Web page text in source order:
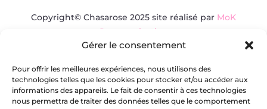
Gérer le consentement
Pour offrir les meilleures expériences, nous utilisons des
technologies telles que les cookies pour stocker et/ou accéder aux
informations des appareils. Le fait de consentir à ces technologies
nous permettra de traiter des données telles que le comportement
Copyright© Chasarose 2025 site réalisé par MoK
Communication
L’abus d’alcool est dangereux pour la santé, à